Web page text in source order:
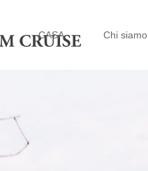
CASA Chi siamo